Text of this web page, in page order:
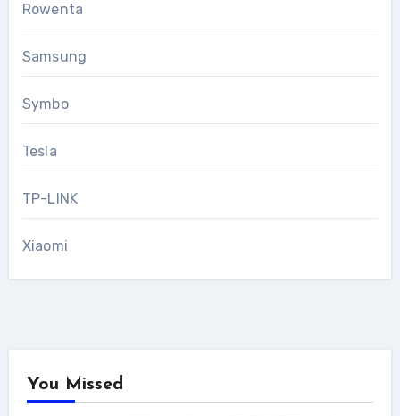
Rowenta
Samsung
Symbo
Tesla
TP-LINK
Xiaomi
You Missed